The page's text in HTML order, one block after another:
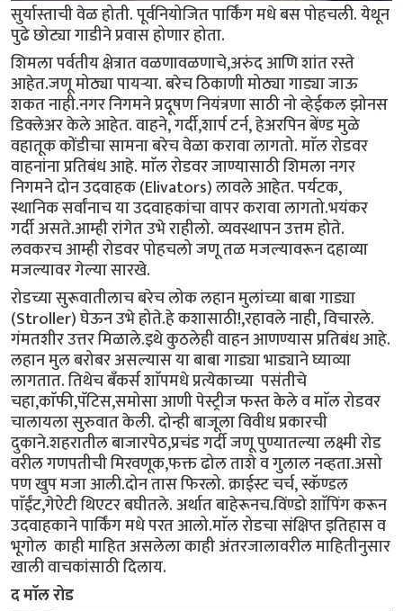
सुर्यास्ताची वेळ होती. पूर्वनियोजित पार्किंग मधे बस पोहचली. येथून
पुढे छोट्या गाडीने प्रवास होणार होता.
शिमला पर्वतीय क्षेत्रात वळणावळणाचे,अरुंद आणि शांत रस्ते
आहेत.जणू मोठ्या पायर्‍या. बरेच ठिकाणी मोठ्या गाड्या जाऊ
शकत नाही.नगर निगमने प्रदूषण नियंत्रणा साठी नो व्हेईकल झोनस
डिक्लेअर केले आहेत. वाहने, गर्दी,शार्प टर्न, हेअरपिन बेंण्ड मुळे
वहातूक कोंडीचा सामना बरेच वेळा करावा लागतो. माॅल रोडवर
वाहनांना प्रतिबंध आहे. माॅल रोडवर जाण्यासाठी शिमला नगर
निगमने दोन उदवाहक (Elivators) लावले आहेत. पर्यटक,
स्थानिक सर्वांनाच या उदवाहकांचा वापर करावा लागतो.भयंकर
गर्दी असते.आम्ही रांगेत उभे राहीलो. व्यवस्थापन उत्तम होते.
लवकरच आम्ही रोडवर पोहचलो जणू तळ मजल्यावरून दहाव्या
मजल्यावर गेल्या सारखे.
रोडच्या सुरूवातीलाच बरेच लोक लहान मुलांच्या बाबा गाड्या
(Stroller) घेऊन उभे होते.हे कशासाठी!,रहावले नाही, विचारले.
गंमतशीर उत्तर मिळाले.इथे कुठलेही वाहन आणण्यास प्रतिबंध आहे.
लहान मुल बरोबर असल्यास या बाबा गाड्या भाड्याने घ्याव्या
लागतात. तिथेच बँकर्स शाॅपमधे प्रत्येकाच्या पसंतीचे
चहा,काॅफी,पॅटिस,समोसा आणी पेस्ट्रीज फस्त केले व माॅल रोडवर
चालायला सुरुवात केली. दोन्ही बाजूला विवीध प्रकारची
दुकाने.शहरातील बाजारपेठ,प्रचंड गर्दी जणू पुण्यातल्या लक्ष्मी रोड
वरील गणपतीची मिरवणूक,फक्त ढोल ताशे व गुलाल नव्हता.असो
पण खुप मजा आली.दोन तास फिरलो. क्राईस्ट चर्च, स्कॅण्डल
पाॅईंट,गेऐटी थिएटर बघीतले. अर्थात बाहेरूनच.विंण्डो शाॅपिंग करून
उदवाहकाने पार्किंग मधे परत आलो.माॅल रोडचा संक्षिप्त इतिहास व
भूगोल काही माहित असलेला काही अंतरजालावरील माहितीनुसार
खाली वाचकांसाठी दिलाय.
द माॅल रोड